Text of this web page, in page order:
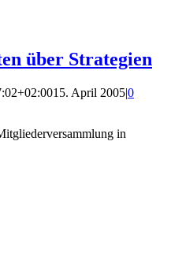
über Strategien
15. April 2005|0
in